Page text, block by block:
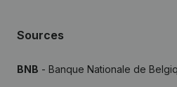
Sources
BNB - Banque Nationale de